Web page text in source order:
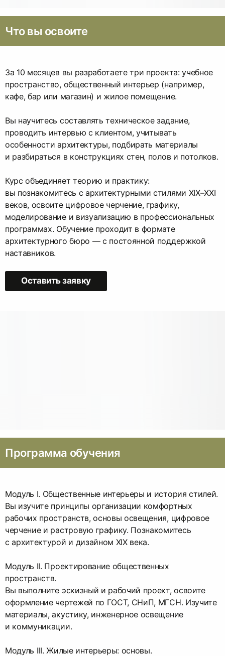
Что вы освоите
За 10 месяцев вы разработаете три проекта: учебное
пространство, общественный интерьер (например,
кафе, бар или магазин) и жилое помещение.
Вы научитесь составлять техническое задание,
проводить интервью с клиентом, учитывать
особенности архитектуры, подбирать материалы
и разбираться в конструкциях стен, полов и потолков.
Курс объединяет теорию и практику:
вы познакомитесь с архитектурными стилями XIX–XXI
веков, освоите цифровое черчение, графику,
моделирование и визуализацию в профессиональных
программах. Обучение проходит в формате
архитектурного бюро — с постоянной поддержкой
наставников.
Оставить заявку
Программа обучения
Модуль I. Общественные интерьеры и история стилей.
Вы изучите принципы организации комфортных
рабочих пространств, основы освещения, цифровое
черчение и растровую графику. Познакомитесь
с архитектурой и дизайном XIX века.
Модуль II. Проектирование общественных
пространств.
Вы выполните эскизный и рабочий проект, освоите
оформление чертежей по ГОСТ, СНиП, МГСН. Изучите
материалы, акустику, инженерное освещение
и коммуникации.
Модуль III. Жилые интерьеры: основы.